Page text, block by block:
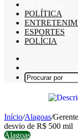
POLÍTICA
ESPORTES
POLÍCIA
skin
Início/Alagoas/
desvio de R$ 500 mil
Alagoas